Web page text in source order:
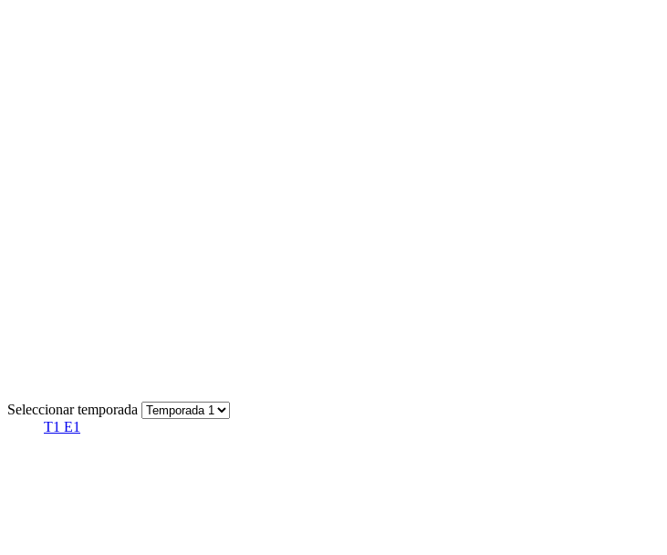
Seleccionar temporada
T1 E1